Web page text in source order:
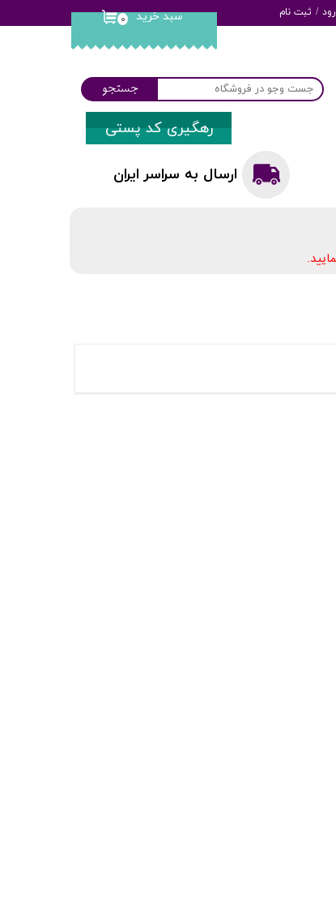
۰ سبد خرید / ثبت نام
سفارشات جستجو
ارسال به سراسر ایران
رهگیری کد پستی